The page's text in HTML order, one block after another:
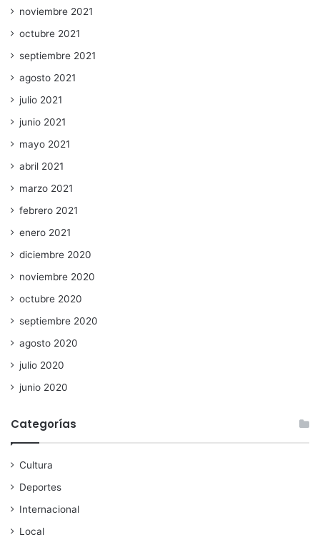
noviembre 2021
octubre 2021
septiembre 2021
agosto 2021
julio 2021
junio 2021
mayo 2021
abril 2021
marzo 2021
febrero 2021
enero 2021
diciembre 2020
noviembre 2020
octubre 2020
septiembre 2020
agosto 2020
julio 2020
junio 2020
Categorías
Cultura
Deportes
Internacional
Local